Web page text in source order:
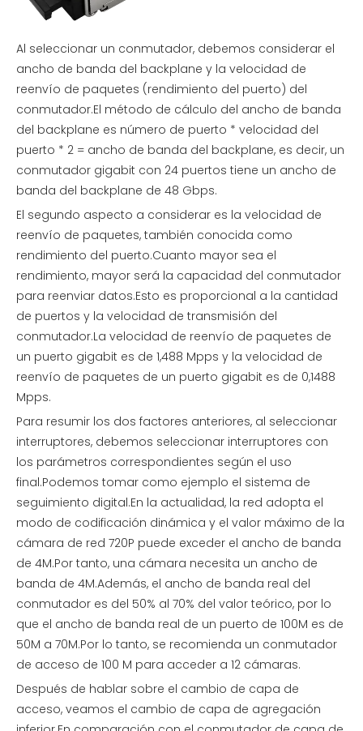
Al seleccionar un conmutador, debemos considerar el
ancho de banda del backplane y la velocidad de
reenvío de paquetes (rendimiento del puerto) del
conmutador.El método de cálculo del ancho de banda
del backplane es número de puerto * velocidad del
puerto * 2 = ancho de banda del backplane, es decir, un
conmutador gigabit con 24 puertos tiene un ancho de
banda del backplane de 48 Gbps.
El segundo aspecto a considerar es la velocidad de
reenvío de paquetes, también conocida como
rendimiento del puerto.Cuanto mayor sea el
rendimiento, mayor será la capacidad del conmutador
para reenviar datos.Esto es proporcional a la cantidad
de puertos y la velocidad de transmisión del
conmutador.La velocidad de reenvío de paquetes de
un puerto gigabit es de 1,488 Mpps y la velocidad de
reenvío de paquetes de un puerto gigabit es de 0,1488
Mpps.
Para resumir los dos factores anteriores, al seleccionar
interruptores, debemos seleccionar interruptores con
los parámetros correspondientes según el uso
final.Podemos tomar como ejemplo el sistema de
seguimiento digital.En la actualidad, la red adopta el
modo de codificación dinámica y el valor máximo de la
cámara de red 720P puede exceder el ancho de banda
de 4M.Por tanto, una cámara necesita un ancho de
banda de 4M.Además, el ancho de banda real del
conmutador es del 50% al 70% del valor teórico, por lo
que el ancho de banda real de un puerto de 100M es de
50M a 70M.Por lo tanto, se recomienda un conmutador
de acceso de 100 M para acceder a 12 cámaras.
Después de hablar sobre el cambio de capa de
acceso, veamos el cambio de capa de agregación